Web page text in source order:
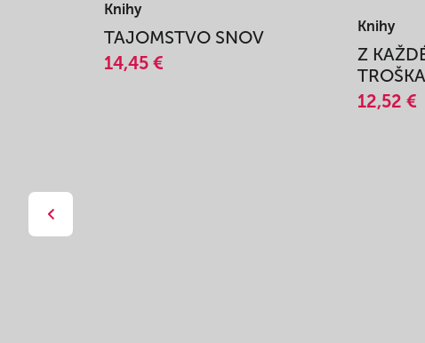
Knihy
TAJOMSTVO SNOV
14,45 €
Knihy
Z
12,52 €